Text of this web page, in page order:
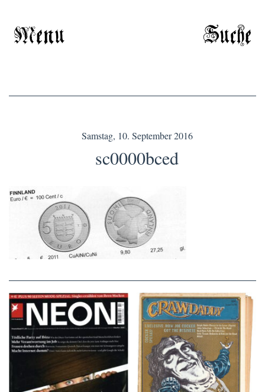
Menu Suche
Samstag, 10. September 2016
sc0000bced
NEON – OKTOBER
2008
Crawdaddy – June/11/72